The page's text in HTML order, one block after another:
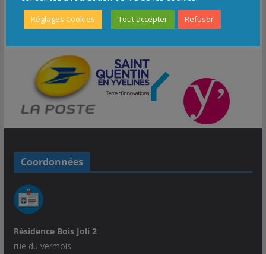
Coordonnées
Résidence Bois Joli 2
rue du vermois
Réglages Cookies Tout accepter Refuser